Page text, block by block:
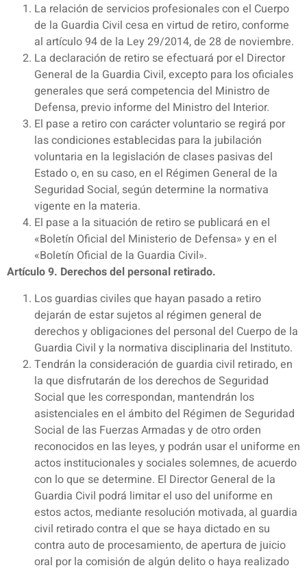
La relación de servicios profesionales con el Cuerpo
de la Guardia Civil cesa en virtud de retiro, conforme
al artículo 94 de la Ley 29/2014, de 28 de noviembre.
La declaración de retiro se efectuará por el Director
General de la Guardia Civil, excepto para los oficiales
generales que será competencia del Ministro de
Defensa, previo informe del Ministro del Interior.
El pase a retiro con carácter voluntario se regirá por
las condiciones establecidas para la jubilación
voluntaria en la legislación de clases pasivas del
Estado o, en su caso, en el Régimen General de la
Seguridad Social, según determine la normativa
vigente en la materia.
El pase a la situación de retiro se publicará en el
«Boletín Oficial del Ministerio de Defensa» y en el
«Boletín Oficial de la Guardia Civil».
Artículo 9. Derechos del personal retirado.
Los guardias civiles que hayan pasado a retiro
dejarán de estar sujetos al régimen general de
derechos y obligaciones del personal del Cuerpo de la
Guardia Civil y la normativa disciplinaria del Instituto.
Tendrán la consideración de guardia civil retirado, en
la que disfrutarán de los derechos de Seguridad
Social que les correspondan, mantendrán los
asistenciales en el ámbito del Régimen de Seguridad
Social de las Fuerzas Armadas y de otro orden
reconocidos en las leyes, y podrán usar el uniforme en
actos institucionales y sociales solemnes, de acuerdo
con lo que se determine. El Director General de la
Guardia Civil podrá limitar el uso del uniforme en
estos actos, mediante resolución motivada, al guardia
civil retirado contra el que se haya dictado en su
contra auto de procesamiento, de apertura de juicio
oral por la comisión de algún delito o haya realizado